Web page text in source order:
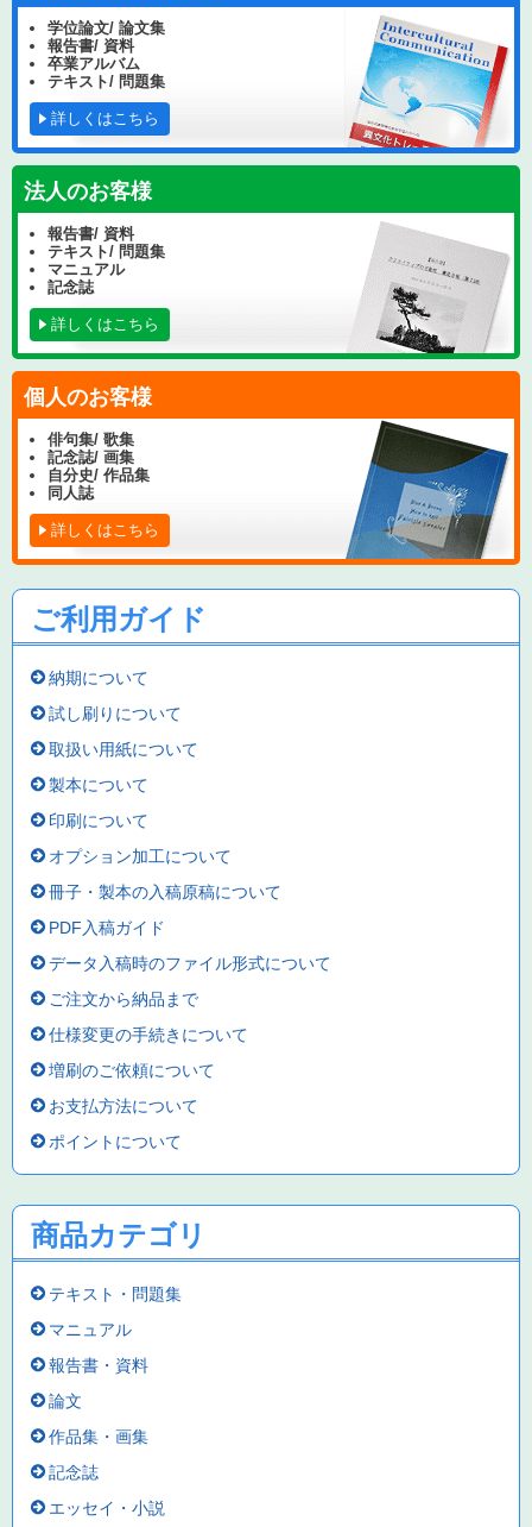
学位論文/ 論文集
報告書/ 資料
卒業アルバム
テキスト/ 問題集
詳しくはこちら
法人のお客様
報告書/ 資料
テキスト/ 問題集
マニュアル
記念誌
詳しくはこちら
個人のお客様
俳句集/ 歌集
記念誌/ 画集
自分史/ 作品集
同人誌
詳しくはこちら
ご利用ガイド
納期について
試し刷りについて
取扱い用紙について
製本について
印刷について
オプション加工について
冊子・製本の入稿原稿について
PDF入稿ガイド
データ入稿時のファイル形式について
ご注文から納品まで
仕様変更の手続きについて
増刷のご依頼について
お支払方法について
ポイントについて
商品カテゴリ
テキスト・問題集
マニュアル
報告書・資料
論文
作品集・画集
記念誌
エッセイ・小説